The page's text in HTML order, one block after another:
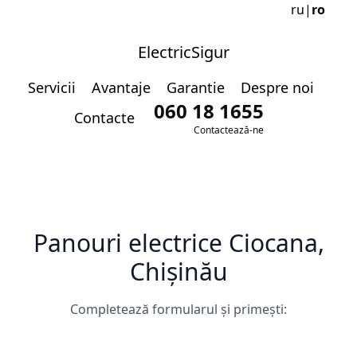
ru| ro
ElectricSigur
Servicii Avantaje Garantie
Despre noi
Contacte
060 18 1655
Contactează-ne
Panouri electrice Ciocana,
Chișinău
Completează formularul și primești: